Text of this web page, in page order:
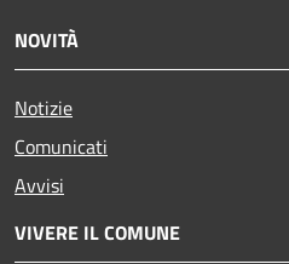
NOVITÀ
Notizie
Comunicati
Avvisi
VIVERE IL COMUNE